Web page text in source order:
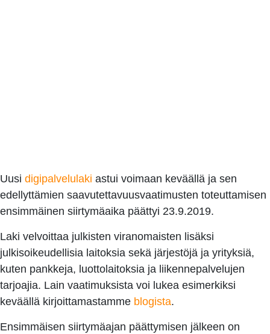
Uusi digipalvelulaki astui voimaan keväällä ja sen
edellyttämien saavutettavuusvaatimusten toteuttamisen
ensimmäinen siirtymäaika päättyi 23.9.2019.
Laki velvoittaa julkisten viranomaisten lisäksi
julkisoikeudellisia laitoksia sekä järjestöjä ja yrityksiä,
kuten pankkeja, luottolaitoksia ja liikennepalvelujen
tarjoajia. Lain vaatimuksista voi lukea esimerkiksi
keväällä kirjoittamastamme blogista.
Ensimmäisen siirtymäajan päättymisen jälkeen on